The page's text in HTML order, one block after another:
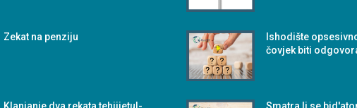
Zekat na penziju
Ishodište
čovjek biti